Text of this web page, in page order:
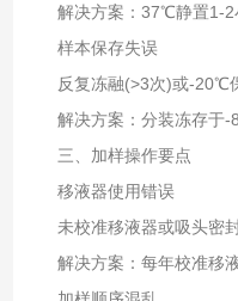
解决方案：37℃静置1-2
样本保存失误‌
反复冻融(>3次)或-20℃保
解决方案：分装冻存于-
三、加样操作要点
移液器使用错误‌
未校准移液器或吸头密封
解决方案：每年校准移液